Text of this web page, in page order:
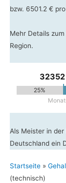
bzw. 6501.2 €
Mehr Details
Region.
25%
Als Meister in
Deutschland ein
Startseite »
(technisch)